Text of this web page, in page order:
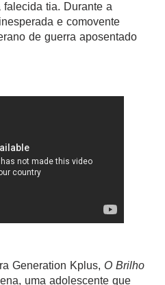
tia. Durante a
e comovente
de guerra aposentado
Generation Kplus, O Brilho
uma adolescente que